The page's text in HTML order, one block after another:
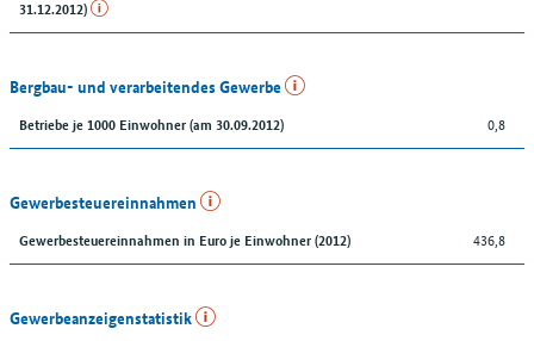
31.12.2012)
Bergbau- und verarbeitendes Gewerbe
Betriebe je 1000 Einwohner (am 30.09.2012) 0,8
Gewerbesteuereinnahmen
Gewerbesteuereinnahmen in Euro je Einwohner (2012) 436,8
Gewerbeanzeigenstatistik